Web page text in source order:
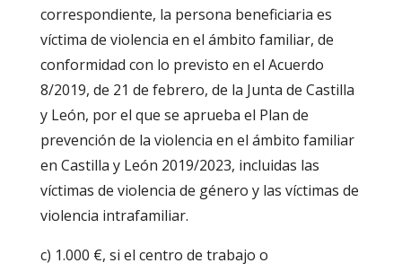
correspondiente, la persona beneficiaria es
víctima de violencia en el ámbito familiar, de
conformidad con lo previsto en el Acuerdo
8/2019, de 21 de febrero, de la Junta de Castilla
y León, por el que se aprueba el Plan de
prevención de la violencia en el ámbito familiar
en Castilla y León 2019/2023, incluidas las
víctimas de violencia de género y las víctimas de
violencia intrafamiliar.
c) 1.000 €, si el centro de trabajo o